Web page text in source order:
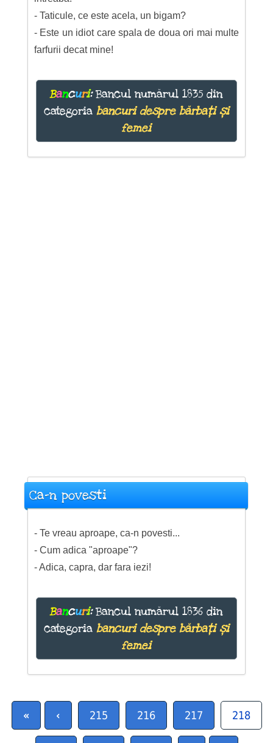
- Taticule, ce este acela, un bigam?
- Este un idiot care spala de doua ori mai multe
farfurii decat mine!
Bancuri:Bancul numărul 1835 din
categoria bancuri despre bărbați și
femei
Ca-n povesti
- Te vreau aproape, ca-n povesti...
- Cum adica "aproape"?
- Adica, capra, dar fara iezi!
Bancuri:Bancul numărul 1836 din
categoria bancuri despre bărbați și
femei
« ‹ 215 216 217 218